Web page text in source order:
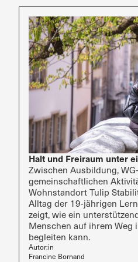
Halt und Freiraum unter
Zwischen Ausbildung,
gemeinschaftlichen
Wohnstandort Tulip
Alltag der 19-jährigen
zeigt, wie ein
Menschen auf ihrem Weg
begleiten kann.
Autor:in
Francine Bornand